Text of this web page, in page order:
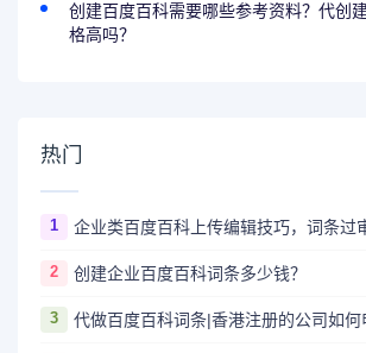
创建百度百科需要哪些参考资料？代创
格高吗？
热门
1 企业类百度百科上传编辑技巧，词条过
2 创建企业百度百科词条多少钱？
3